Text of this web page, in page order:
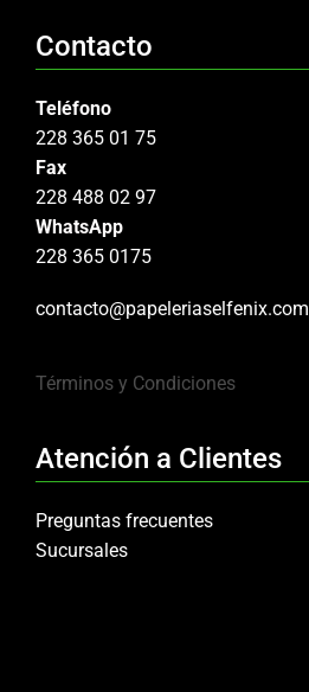
Contacto
Teléfono
228 365 01 75
Fax
228 488 02 97
WhatsApp
228 365 0175
contacto@papeleriaselfenix.com
Términos y Condiciones
Atención a Clientes
Preguntas frecuentes
Sucursales